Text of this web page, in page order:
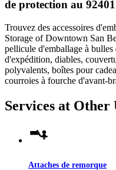
de protection au 92401
Trouvez des accessoires
Storage of Downtown San
pellicule d'emballage à
d'expédition, diables,
polyvalents, boîtes pour
courroies à fourche d'avant-
Services at Other
Attaches de remorque